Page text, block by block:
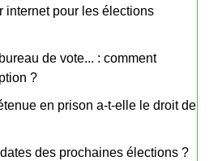
internet pour les élections
de vote... : comment
?
en prison a-t-elle le droit de
des prochaines élections ?